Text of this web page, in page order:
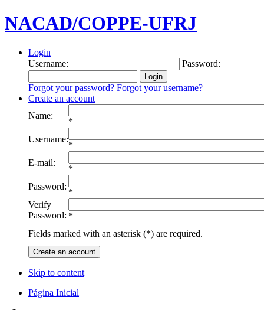
NACAD/COPPE-UFRJ
Login
Username:
Password:
Forgot your password? Forgot your username?
Create an account
Name:
*
Username:
*
E-mail:
*
Password:
*
Verify
Password: *
Fields marked with an asterisk (*) are required.
Create an account
Skip to content
Página Inicial